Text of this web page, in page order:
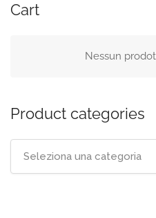
Cart
Nessun
Product categories
Seleziona una categoria